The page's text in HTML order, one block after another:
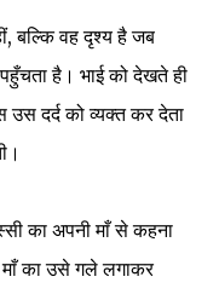
बल्कि वह दृश्य है जब
है। भाई को देखते ही
दर्द को व्यक्त कर देता
का अपनी माँ से कहना
का उसे गले लगाकर